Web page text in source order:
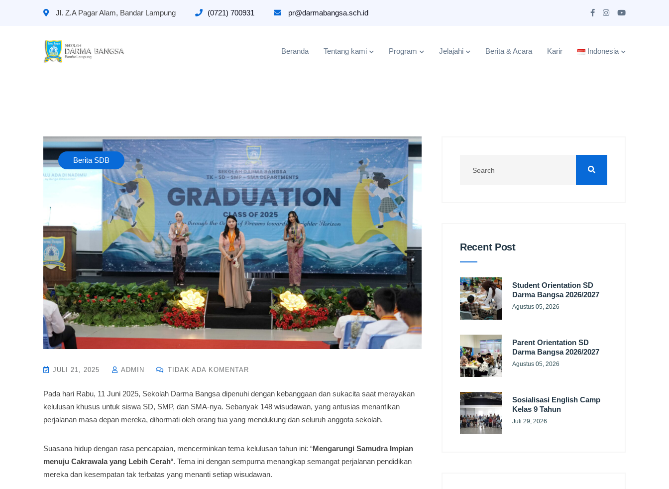
Jl. Z.A Pagar Alam, Bandar Lampung (0721) 700931 pr@darmabangsa.sch.id
Beranda Tentang kami Program Jelajahi Berita & Acara Karir Indonesia
Berita SDB
JULI 21, 2025 ADMIN TIDAK ADA KOMENTAR
Pada hari Rabu, 11 Juni 2025, Sekolah Darma Bangsa dipenuhi dengan kebanggaan dan sukacita saat merayakan
kelulusan khusus untuk siswa SD, SMP, dan SMA-nya. Sebanyak 148 wisudawan, yang antusias menantikan
perjalanan masa depan mereka, dihormati oleh orang tua yang mendukung dan seluruh anggota sekolah.
Suasana hidup dengan rasa pencapaian, mencerminkan tema kelulusan tahun ini: “Mengarungi Samudra Impian
menuju Cakrawala yang Lebih Cerah“. Tema ini dengan sempurna menangkap semangat perjalanan pendidikan
mereka dan kesempatan tak terbatas yang menanti setiap wisudawan.
Recent Post
Student Orientation SD
Darma Bangsa 2026/2027
Agustus 05, 2026
Parent Orientation SD
Darma Bangsa 2026/2027
Agustus 05, 2026
Sosialisasi English Camp
Kelas 9 Tahun
Juli 29, 2026